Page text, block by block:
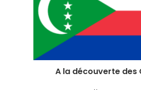
A la découverte des